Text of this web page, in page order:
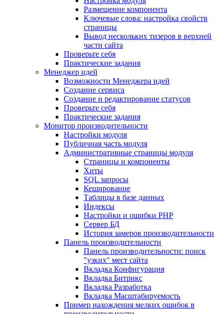
Размещение компонента
Ключевые слова: настройка свойств
страницы
Вывод нескольких тизеров в верхней
части сайта
Проверьте себя
Практические задания
Менеджер идей
Возможности Менеджера идей
Создание сервиса
Создание и редактирование статусов
Проверьте себя
Практические задания
Монитор производительности
Настройки модуля
Публичная часть модуля
Административные страницы модуля
Страницы и компоненты
Хиты
SQL запросы
Кеширование
Таблицы в базе данных
Индексы
Настройки и ошибки PHP
Сервер БД
История замеров производительности
Панель производительности
Панель производительности: поиск
"узких" мест сайта
Вкладка Конфигурация
Вкладка Битрикс
Вкладка Разработка
Вкладка Масштабируемость
Пример нахождения мелких ошибок в